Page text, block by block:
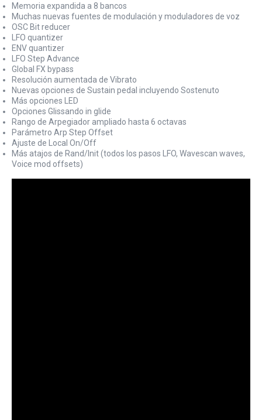
Memoria expandida a 8 bancos
Muchas nuevas fuentes de modulación y moduladores de voz
OSC Bit reducer
LFO quantizer
ENV quantizer
LFO Step Advance
Global FX bypass
Resolución aumentada de Vibrato
Nuevas opciones de Sustain pedal incluyendo Sostenuto
Más opciones LED
Opciones Glissando in glide
Rango de Arpegiador ampliado hasta 6 octavas
Parámetro Arp Step Offset
Ajuste de Local On/Off
Más atajos de Rand/Init (todos los pasos LFO, Wavescan waves,
Voice mod offsets)